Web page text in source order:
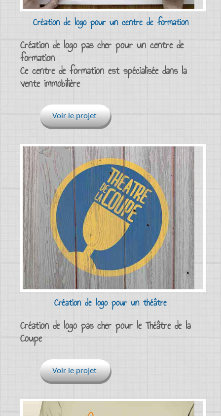
Création de logo pour un centre de formation
Création de logo pas cher pour un centre de
formation
Ce centre de formation est spécialisée dans la
vente immobilière
Voir le projet
Création de logo pour un théâtre
Création de logo pas cher pour le Théâtre de la
Coupe
Voir le projet